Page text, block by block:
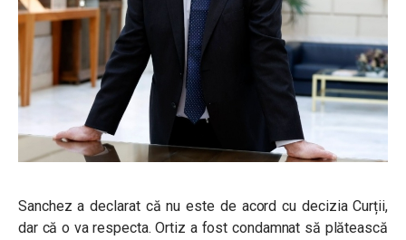
Sanchez a declarat că nu este de acord cu decizia Curții,
dar că o va respecta. Ortiz a fost condamnat să plătească